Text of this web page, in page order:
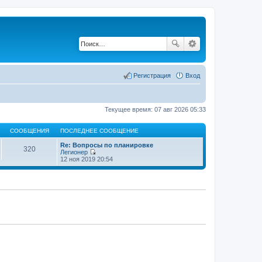
Вход
Регистрация
Текущее время: 07 авг 2026 05:33
СООБЩЕНИЯ ПОСЛЕДНЕЕ СООБЩЕНИЕ
320
Re: Вопросы по планировке
Легионер
П
е
р
12 ноя 2019 20:54